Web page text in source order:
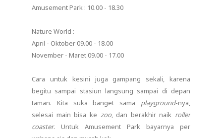
Amusement Park : 10.00 - 18.30
Nature World :
April - Oktober 09.00 - 18.00
November - Maret 09.00 - 17.00
Cara untuk kesini juga gampang sekali, karena
begitu sampai stasiun langsung sampai di depan
taman. Kita suka banget sama playground-nya,
selesai main bisa ke zoo, dan berakhir naik roller
coaster. Untuk Amusement Park bayarnya per